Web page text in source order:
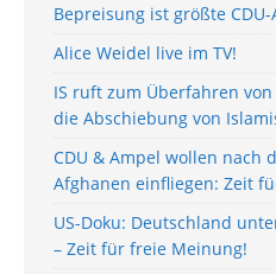
Bepreisung ist größte
Alice Weidel live im TV!
IS ruft zum Überfahren
die Abschiebung von
CDU & Ampel wollen nach
Afghanen einfliegen: Zeit
US-Doku: Deutschland
– Zeit für freie Meinung!